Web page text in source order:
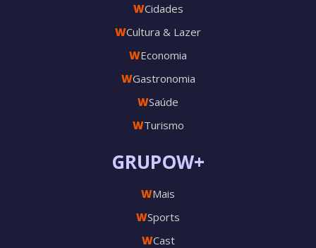
GRUPOW+
WMais
WSports
WCast
WCidades
WCultura & Lazer
WEconomia
WGastronomia
WSaúde
WTurismo